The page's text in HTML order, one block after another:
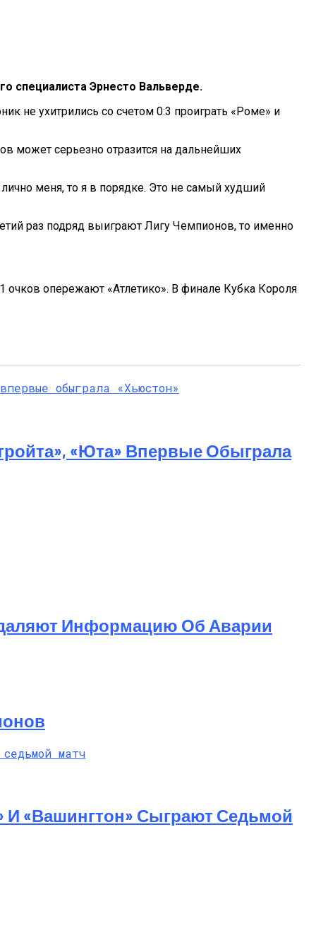
специалиста Эрнесто Вальверде.
не ухитрились со счетом 0:3 проиграть «Роме» и
может серьезно отразится на дальнейших
меня, то я в порядке. Это не самый худший
раз подряд выиграют Лигу Чемпионов, то именно
очков опережают «Атлетико». В финале Кубка Короля
«Юта» Впервые Обыграла
Информацию Об Аварии
«Вашингтон» Сыграют Седьмой